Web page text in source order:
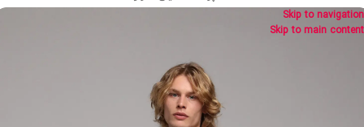
Skip to navigation
Skip to main content